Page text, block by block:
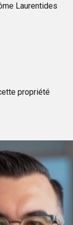
Laurentides
propriété